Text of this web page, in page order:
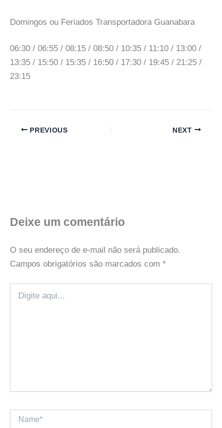
Domingos ou Feriados Transportadora Guanabara
06:30 / 06:55 / 08:15 / 08:50 / 10:35 / 11:10 / 13:00 /
13:35 / 15:50 / 15:35 / 16:50 / 17:30 / 19:45 / 21:25 /
23:15
PREVIOUS NEXT
Deixe um comentário
O seu endereço de e-mail não será publicado.
Campos obrigatórios são marcados com *
aqui...